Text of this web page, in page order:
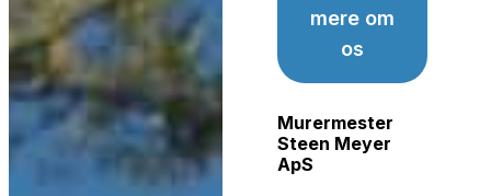
mere om
os
Murermester
Steen Meyer
ApS